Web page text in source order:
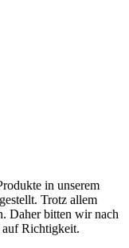
in unserem
Trotz allem
Daher bitten wir nach
Richtigkeit.